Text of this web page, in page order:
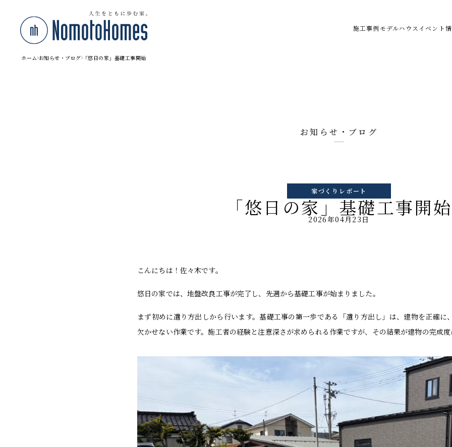
施工事例モデルハウス イベント
ホーム お知らせ・ブログ 「悠日の家」基礎工事開始
お知らせ・ブログ
家づくりレポート
「悠日の家」基礎工事開始
2026年04月23日
こんにちは！佐々木です。
悠日の家では、地盤改良工事が完了し、先週から基礎工事が始まりました。
まず初めに遣り方出しから行います。基礎工事の第一歩である「遣り方出し」は、建物を正確に
欠かせない作業です。施工者の経験と注意深さが求められる作業ですが、その結果が建物の完成